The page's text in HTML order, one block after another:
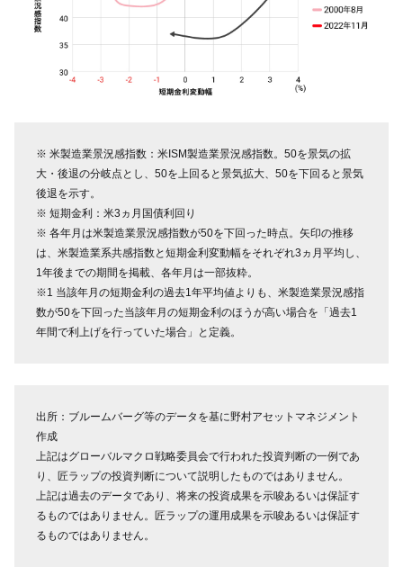
※ 米製造業景況感指数：米ISM製造業景況感指数。50を景気の拡
大・後退の分岐点とし、50を上回ると景気拡大、50を下回ると景気
後退を示す。
※ 短期金利：米3ヵ月国債利回り
※ 各年月は米製造業景況感指数が50を下回った時点。矢印の推移
は、米製造業系共感指数と短期金利変動幅をそれぞれ3ヵ月平均し、
1年後までの期間を掲載、各年月は一部抜粋。
※1 当該年月の短期金利の過去1年平均値よりも、米製造業景況感指
数が50を下回った当該年月の短期金利のほうが高い場合を「過去1
年間で利上げを行っていた場合」と定義。
出所：ブルームバーグ等のデータを基に野村アセットマネジメント
作成
上記はグローバルマクロ戦略委員会で行われた投資判断の一例であ
り、匠ラップの投資判断について説明したものではありません。
上記は過去のデータであり、将来の投資成果を示唆あるいは保証す
るものではありません。匠ラップの運用成果を示唆あるいは保証す
るものではありません。